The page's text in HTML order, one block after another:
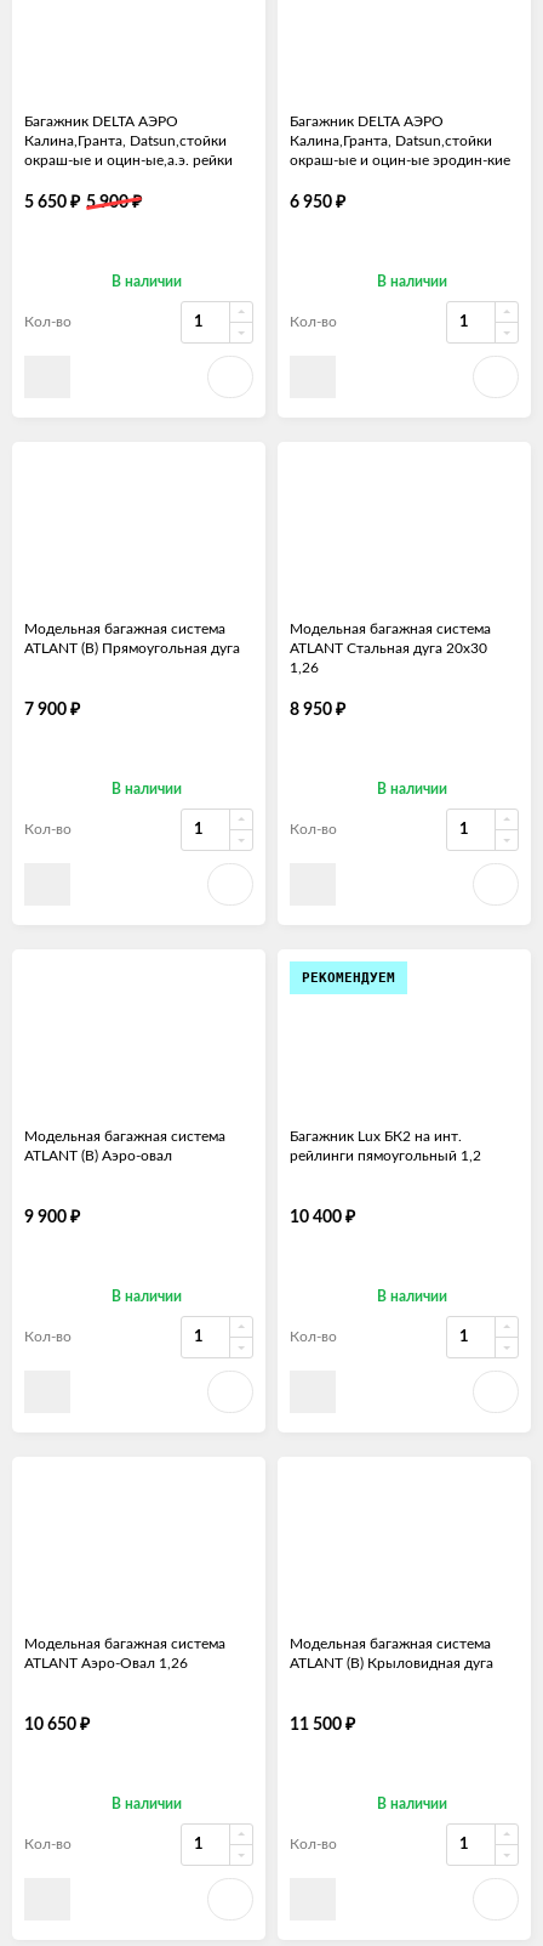
Багажник DELTA АЭРО
Калина,Гранта, Datsun,стойки
окраш-ые и оцин-ые,а.э. рейки
5 650 ₽ 5 900₽
В наличии
Кол-во
Багажник DELTA АЭРО
Калина,Гранта, Datsun,стойки
окраш-ые и оцин-ые эродин-кие
6 950 ₽
В наличии
Кол-во
Модельная багажная система
ATLANT (B) Прямоугольная дуга
7 900 ₽
В наличии
Кол-во
Модельная багажная система
ATLANT Стальная дуга 20х30
1,26
8 950 ₽
В наличии
Кол-во
Модельная багажная система
ATLANT (B) Аэро-овал
9 900 ₽
В наличии
Кол-во
РЕКОМЕНДУЕМ
Багажник Lux БК2 на инт.
рейлинги пямоугольный 1,2
10 400 ₽
В наличии
Кол-во
Модельная багажная система
ATLANT Аэро-Овал 1,26
10 650 ₽
В наличии
Кол-во
Модельная багажная система
ATLANT (B) Крыловидная дуга
11 500 ₽
В наличии
Кол-во